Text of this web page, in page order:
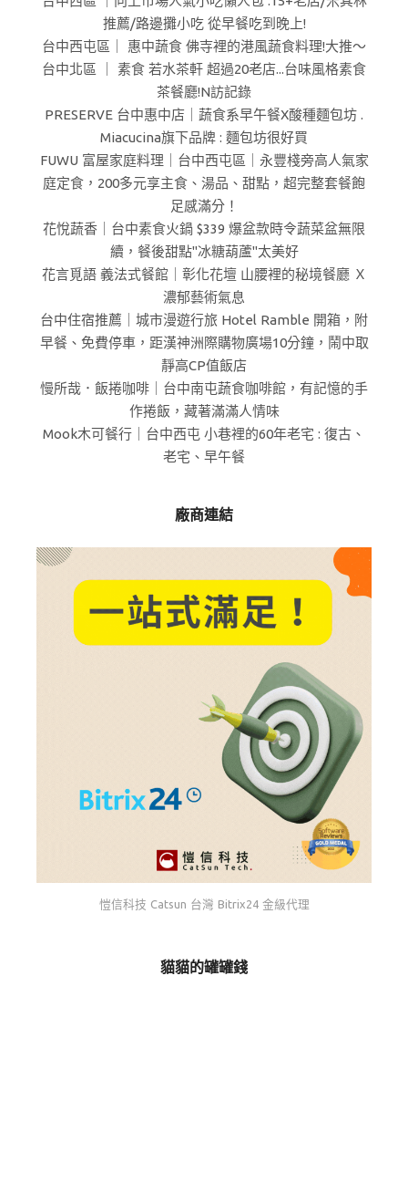
推薦/路邊攤小吃 從早餐吃到晚上!
台中西屯區｜ 惠中蔬食 佛寺裡的港風蔬食料理!大推～
台中北區 ｜ 素食 若水茶軒 超過20老店...台味風格素食
茶餐廳!N訪記錄
PRESERVE 台中惠中店｜蔬食系早午餐X酸種麵包坊 .
Miacucina旗下品牌 : 麵包坊很好買
FUWU 富屋家庭料理｜台中西屯區｜永豐棧旁高人氣家
庭定食，200多元享主食、湯品、甜點，超完整套餐飽
足感滿分！
花悅蔬香｜台中素食火鍋 $339 爆盆款時令蔬菜盆無限
續，餐後甜點"冰糖葫蘆"太美好
花言覓語 義法式餐館｜彰化花壇 山腰裡的秘境餐廳 Ｘ
濃郁藝術氣息
台中住宿推薦｜城市漫遊行旅 Hotel Ramble 開箱，附
早餐、免費停車，距漢神洲際購物廣場10分鐘，鬧中取
靜高CP值飯店
慢所哉．飯捲咖啡｜台中南屯蔬食咖啡館，有記憶的手
作捲飯，藏著滿滿人情味
Mook木可餐行｜台中西屯 小巷裡的60年老宅 : 復古、
老宅、早午餐
廠商連結
愷信科技 Catsun 台灣 Bitrix24 金級代理
貓貓的罐罐錢